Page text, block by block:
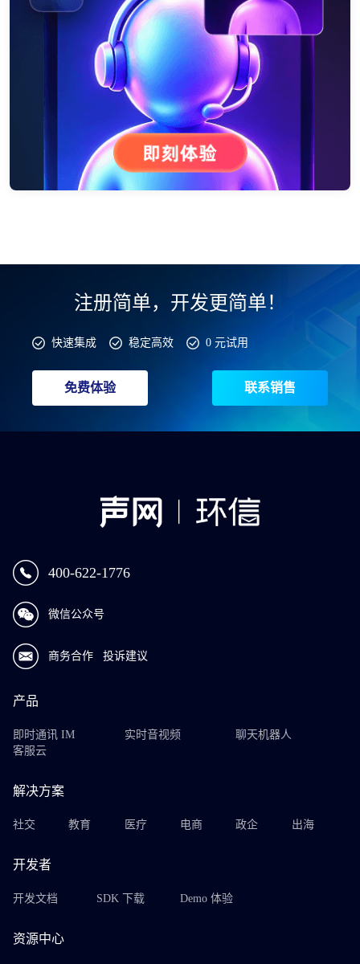
注册简单，开发更简单！
快速集成 稳定高效 0 元试用
免费体验 联系销售
400-622-1776
微信公众号
商务合作 投诉建议
产品
即时通讯 IM 实时音视频
聊天机器人
客服云
解决方案
社交 教育 医疗 电商 政企 出海
开发者
开发文档 SDK 下载 Demo 体验
资源中心